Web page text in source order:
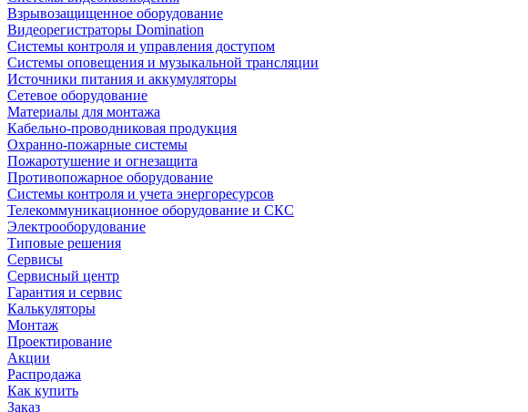
Взрывозащищенное оборудование
Видеорегистраторы Domination
Системы контроля и управления доступом
Системы оповещения и музыкальной трансляции
Источники питания и аккумуляторы
Сетевое оборудование
Материалы для монтажа
Кабельно-проводниковая продукция
Охранно-пожарные системы
Пожаротушение и огнезащита
Противопожарное оборудование
Системы контроля и учета энергоресурсов
Телекоммуникационное оборудование и СКС
Электрооборудование
Типовые решения
Сервисы
Сервисный центр
Гарантия и сервис
Калькуляторы
Монтаж
Проектирование
Акции
Распродажа
Как купить
Заказ